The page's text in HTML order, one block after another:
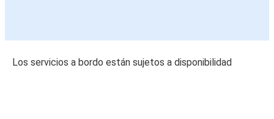
Los servicios a bordo están sujetos a disponibilidad